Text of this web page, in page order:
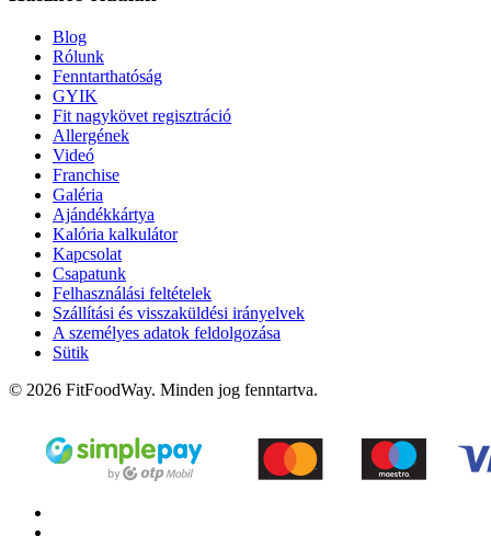
Blog
Rólunk
Fenntarthatóság
GYIK
Fit nagykövet regisztráció
Allergének
Videó
Franchise
Galéria
Ajándékkártya
Kalória kalkulátor
Kapcsolat
Csapatunk
Felhasználási feltételek
Szállítási és visszaküldési irányelvek
A személyes adatok feldolgozása
Sütik
© 2026 FitFoodWay. Minden jog fenntartva.